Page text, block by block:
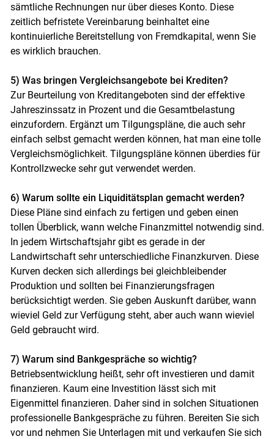
sämtliche Rechnungen nur über dieses Konto. Diese
zeitlich befristete Vereinbarung beinhaltet eine
kontinuierliche Bereitstellung von Fremdkapital, wenn Sie
es wirklich brauchen.
5) Was bringen Vergleichsangebote bei Krediten?
Zur Beurteilung von Kreditangeboten sind der effektive
Jahreszinssatz in Prozent und die Gesamtbelastung
einzufordern. Ergänzt um Tilgungspläne, die auch sehr
einfach selbst gemacht werden können, hat man eine tolle
Vergleichsmöglichkeit. Tilgungspläne können überdies für
Kontrollzwecke sehr gut verwendet werden.
6) Warum sollte ein Liquiditätsplan gemacht werden?
Diese Pläne sind einfach zu fertigen und geben einen
tollen Überblick, wann welche Finanzmittel notwendig sind.
In jedem Wirtschaftsjahr gibt es gerade in der
Landwirtschaft sehr unterschiedliche Finanzkurven. Diese
Kurven decken sich allerdings bei gleichbleibender
Produktion und sollten bei Finanzierungsfragen
berücksichtigt werden. Sie geben Auskunft darüber, wann
wieviel Geld zur Verfügung steht, aber auch wann wieviel
Geld gebraucht wird.
7) Warum sind Bankgespräche so wichtig?
Betriebsentwicklung heißt, sehr oft investieren und damit
finanzieren. Kaum eine Investition lässt sich mit
Eigenmittel finanzieren. Daher sind in solchen Situationen
professionelle Bankgespräche zu führen. Bereiten Sie sich
vor und nehmen Sie Unterlagen mit und verkaufen Sie sich